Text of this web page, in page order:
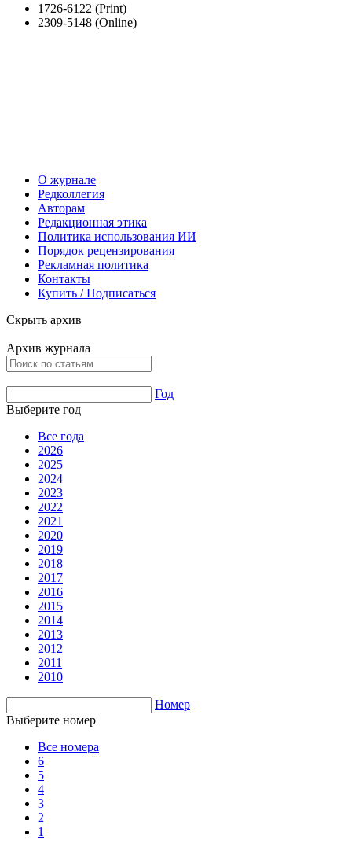
1726-6122 (Print)
2309-5148 (Online)
О журнале
Редколлегия
Авторам
Редакционная этика
Политика использования ИИ
Порядок рецензирования
Рекламная политика
Контакты
Купить / Подписаться
Скрыть архив
Архив журнала
Год
Выберите год
Все года
2026
2025
2024
2023
2022
2021
2020
2019
2018
2017
2016
2015
2014
2013
2012
2011
2010
Номер
Выберите номер
Все номера
6
5
4
3
2
1